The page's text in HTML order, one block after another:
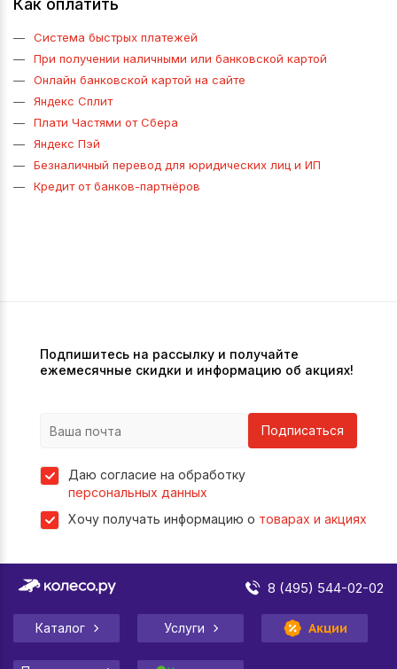
Система быстрых платежей
При получении наличными или банковской картой
Онлайн банковской картой на сайте
Яндекс Сплит
Плати Частями от Сбера
Яндекс Пэй
Безналичный перевод для юридических лиц и ИП
Кредит от банков-партнёров
Подпишитесь на рассылку и получайте
ежемесячные скидки и информацию об акциях!
Подписаться
Даю согласие на обработку
персональных данных
Хочу получать информацию о товарах и акциях
8 (495) 544-02-02
Каталог Услуги Акции